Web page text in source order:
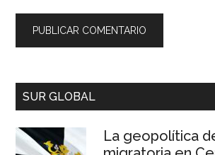
SUR GLOBAL
La geopolítica